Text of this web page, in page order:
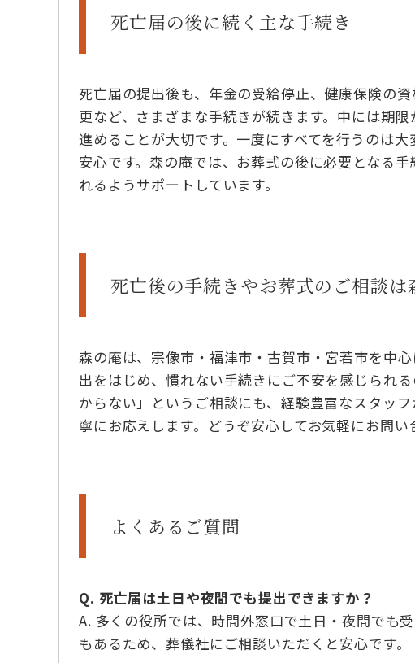
死亡届の後に続く主な手続き
死亡届の提出後も、年金の受給停止、健康保険の
更など、さまざまな手続きが続きます。中には期
進めることが大切です。一度にすべてを行うのは
安心です。森の庵では、お葬式の後に必要となる
れるようサポートしています。
死亡後の手続きやお葬式のご相談は
森の庵は、宗像市・福津市・古賀市・宮若市を中
出をはじめ、慣れない手続きにご不安を感じられ
からない」というご相談にも、経験豊富なスタッ
寧にお応えします。どうぞ安心してお気軽にお問い
よくあるご質問
Q. 死亡届は土日や夜間でも提出できますか？
A. 多くの役所では、時間外窓口で土日・夜間でも
もあるため、葬儀社にご相談いただくと安心です。